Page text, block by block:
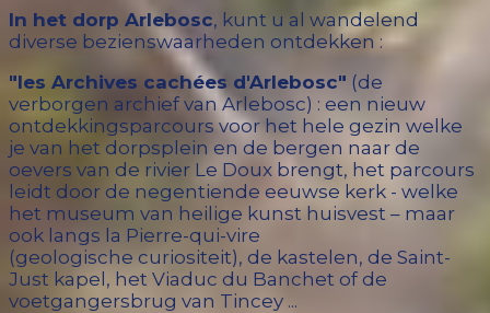
In het dorp Arlebosc, kunt u al wandelend
diverse bezienswaarheden ontdekken :
"les Archives cachées d'Arlebosc" (de
verborgen archief van Arlebosc) : een nieuw
ontdekkingsparcours voor het hele gezin welke
je van het dorpsplein en de bergen naar de
oevers van de rivier Le Doux brengt, het parcours
leidt door de negentiende eeuwse kerk - welke
het museum van heilige kunst huisvest – maar
ook langs la Pierre-qui-vire
(geologische curiositeit), de kastelen, de Saint-
Just kapel, het Viaduc du Banchet of de
voetgangersbrug van Tincey ...